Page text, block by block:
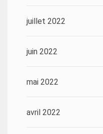
juillet 2022
juin 2022
mai 2022
avril 2022